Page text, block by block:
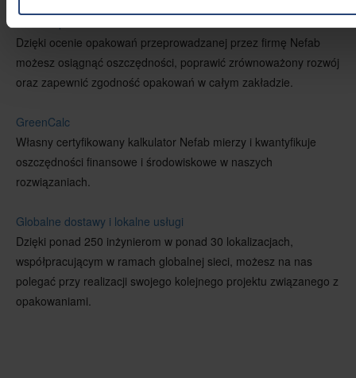
Dzięki ocenie opakowań przeprowadzanej przez firmę Nefab
możesz osiągnąć oszczędności, poprawić zrównoważony rozwój
oraz zapewnić zgodność opakowań w całym zakładzie.
GreenCalc
Własny certyfikowany kalkulator Nefab mierzy i kwantyfikuje
oszczędności finansowe i środowiskowe w naszych
rozwiązaniach.
Globalne dostawy i lokalne usługi
Dzięki ponad 250 inżynierom w ponad 30 lokalizacjach,
współpracującym w ramach globalnej sieci, możesz na nas
polegać przy realizacji swojego kolejnego projektu związanego z
opakowaniami.